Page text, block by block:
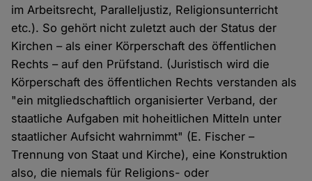
im Arbeitsrecht, Paralleljustiz, Religionsunterricht
etc.). So gehört nicht zuletzt auch der Status der
Kirchen – als einer Körperschaft des öffentlichen
Rechts – auf den Prüfstand. (Juristisch wird die
Körperschaft des öffentlichen Rechts verstanden als
"ein mitgliedschaftlich organisierter Verband, der
staatliche Aufgaben mit hoheitlichen Mitteln unter
staatlicher Aufsicht wahrnimmt" (E. Fischer –
Trennung von Staat und Kirche), eine Konstruktion
also, die niemals für Religions- oder